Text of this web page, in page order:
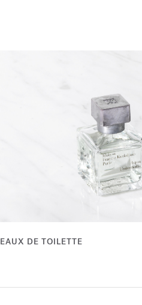
EAUX DE TOILETTE